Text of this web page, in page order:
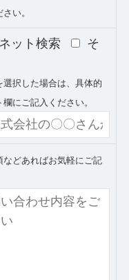
い。
ネット検索
そ
選択した場合は、具体的
にご記入ください。
などあればお気軽にご記